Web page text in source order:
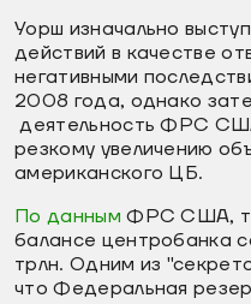
Уорш изначально
действий в качестве
негативными
2008 года, однако
деятельность ФРС
резкому увеличению
американского ЦБ.
По данным ФРС США,
балансе центробанка
трлн. Одним из
что Федеральная